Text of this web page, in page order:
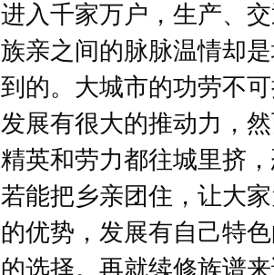
进入千家万户，生产、
族亲之间的脉脉温情却
到的。大城市的功劳不
发展有很大的推动力，
精英和劳力都往城里挤
若能把乡亲团住，让大
的优势，发展有自己特
的选择。再就续修族谱